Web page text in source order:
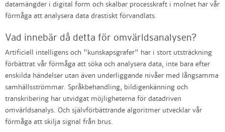
datamängder i digital form och skalbar processkraft i molnet har vår
förmåga att analysera data drastiskt förvandlats.
Vad innebär då detta för omvärldsanalysen?
Artificiell intelligens och "kunskapsgrafer" har i stort utsträckning
förbättrat vår förmåga att söka och analysera data, inte bara efter
enskilda händelser utan även underliggande nivåer med långsamma
samhällsströmmar. Språkbehandling, bildigenkänning och
transkribering har utvidgat möjligheterna för datadriven
omvärldsanalys. Och självförbättrande algoritmer utvecklar vår
förmåga att skilja signal från brus.